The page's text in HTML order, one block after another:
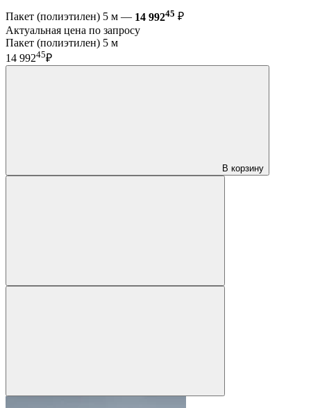
Пакет (полиэтилен) 5 м — 14 99245 ₽
Актуальная цена по запросу
Пакет (полиэтилен) 5 м
14 99245₽
В корзину